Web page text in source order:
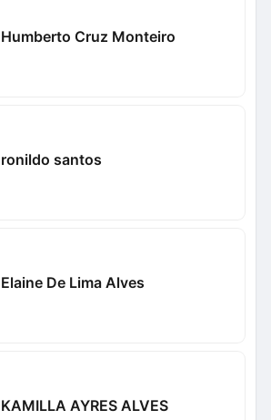
Humberto Cruz Monteiro
ronildo santos
Elaine De Lima Alves
KAMILLA AYRES ALVES